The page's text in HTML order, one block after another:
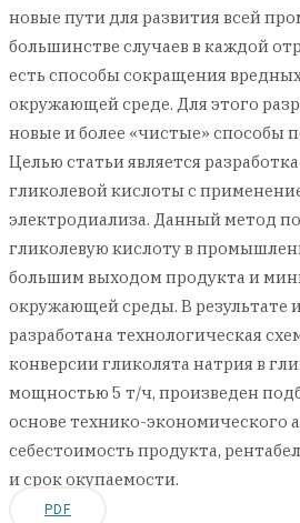
новые пути для развития всей
большинстве случаев в каждой
есть способы сокращения
окружающей среде. Для этого
новые и более «чистые» способы
Целью статьи является
гликолевой кислоты с
электродиализа. Данный метод
гликолевую кислоту в
большим выходом продукта и
окружающей среды. В результате
разработана технологическая
конверсии гликолята натрия в
мощностью 5 т/ч, произведен
основе технико-экономического
себестоимость продукта,
и срок окупаемости.
PDF